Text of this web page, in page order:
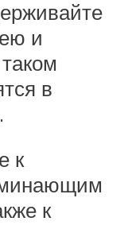
и
в
к
к